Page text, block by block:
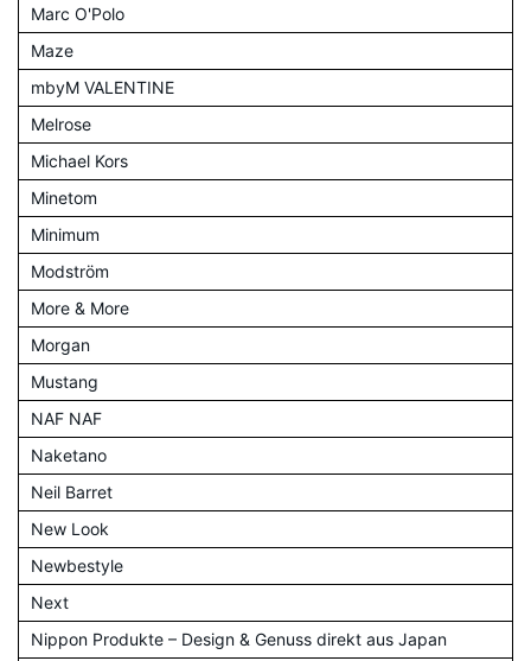
Marc O'Polo
Maze
mbyM VALENTINE
Melrose
Michael Kors
Minetom
Minimum
Modström
More & More
Morgan
Mustang
NAF NAF
Naketano
Neil Barret
New Look
Newbestyle
Next
Nippon Produkte – Design & Genuss direkt aus Japan